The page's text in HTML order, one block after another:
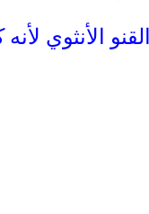
الأنثوي